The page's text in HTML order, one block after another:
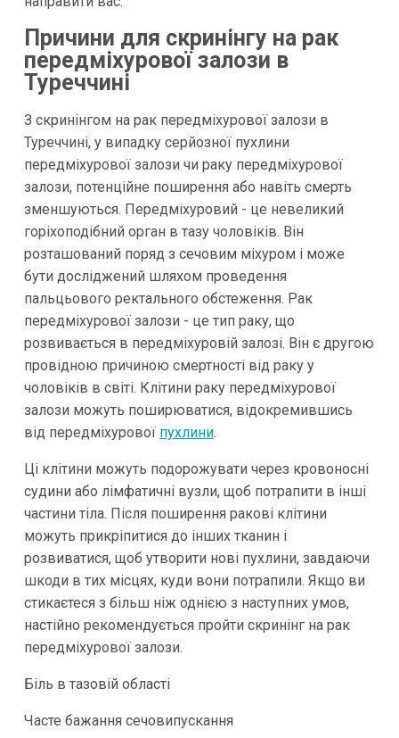
Причини для скринінгу на рак
передміхурової залози в
Туреччині
З скринінгом на рак передміхурової залози в
Туреччині, у випадку серйозної пухлини
передміхурової залози чи раку передміхурової
залози, потенційне поширення або навіть смерть
зменшуються. Передміхуровий - це невеликий
горіхоподібний орган в тазу чоловіків. Він
розташований поряд з сечовим міхуром і може
бути досліджений шляхом проведення
пальцьового ректального обстеження. Рак
передміхурової залози - це тип раку, що
розвивається в передміхуровій залозі. Він є другою
провідною причиною смертності від раку у
чоловіків в світі. Клітини раку передміхурової
залози можуть поширюватися, відокремившись
від передміхурової пухлини.
Ці клітини можуть подорожувати через кровоносні
судини або лімфатичні вузли, щоб потрапити в інші
частини тіла. Після поширення ракові клітини
можуть прикріпитися до інших тканин і
розвиватися, щоб утворити нові пухлини, завдаючи
шкоди в тих місцях, куди вони потрапили. Якщо ви
стикаєтеся з більш ніж однією з наступних умов,
настійно рекомендується пройти скринінг на рак
передміхурової залози.
Біль в тазовій області
Часте бажання сечовипускання